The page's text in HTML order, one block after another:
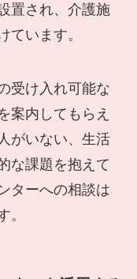
置され、介護施
ています。
受け入れ可能な
案内してもらえ
がいない、生活
な課題を抱えて
ターへの相談は
。